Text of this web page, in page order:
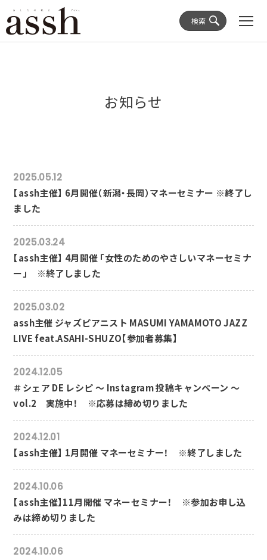
検索
お知らせ
2025.05.12
【assh主催】 6月開催（新潟・長岡）マネーセミナー ※終了し
ました
2025.03.24
【assh主催】 4月開催 「女性のためのやさしいマネーセミナ
ー」 ※終了しました
2025.03.02
assh主催 ジャズピアニスト MASUMI YAMAMOTO JAZZ
LIVE feat.ASAHI-SHUZO【参加者募集】
2024.12.05
＃シェア DE レシピ ～ Instagram 投稿キャンペーン ～
vol.2 実施中！ ※応募は締め切りました
2024.12.01
【assh主催】 1月開催 マネーセミナー！ ※終了しました
2024.10.06
【assh主催】11月開催 マネーセミナー！ ※参加お申し込
みは締め切りました
2024.10.06